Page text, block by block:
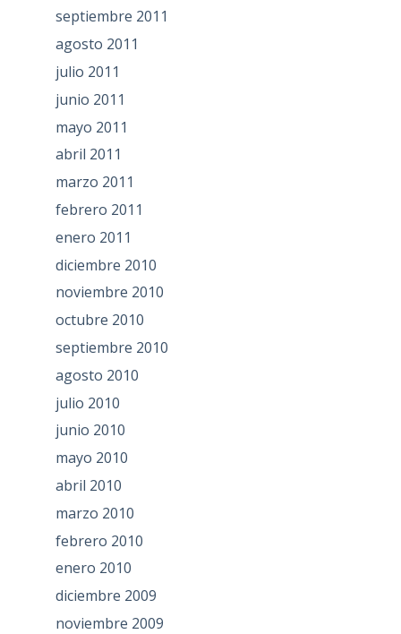
septiembre 2011
agosto 2011
julio 2011
junio 2011
mayo 2011
abril 2011
marzo 2011
febrero 2011
enero 2011
diciembre 2010
noviembre 2010
octubre 2010
septiembre 2010
agosto 2010
julio 2010
junio 2010
mayo 2010
abril 2010
marzo 2010
febrero 2010
enero 2010
diciembre 2009
noviembre 2009